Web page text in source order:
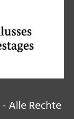
Alle Rechte